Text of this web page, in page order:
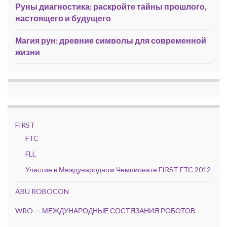
Руны диагностика: раскройте тайны прошлого,
настоящего и будущего
Магия рун: древние символы для современной
жизни
FIRST
FTC
FLL
Участие в Международном Чемпионате FIRST FTC 2012
ABU ROBOCON
WRO — МЕЖДУНАРОДНЫЕ СОСТЯЗАНИЯ РОБОТОВ